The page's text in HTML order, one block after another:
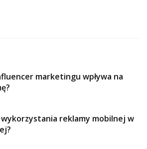
marketingu wpływa na
wykorzystania reklamy mobilnej w